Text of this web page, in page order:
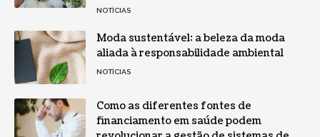
NOTÍCIAS
Moda sustentável: a beleza da moda
aliada à responsabilidade ambiental
NOTÍCIAS
Como as diferentes fontes de
financiamento em saúde podem